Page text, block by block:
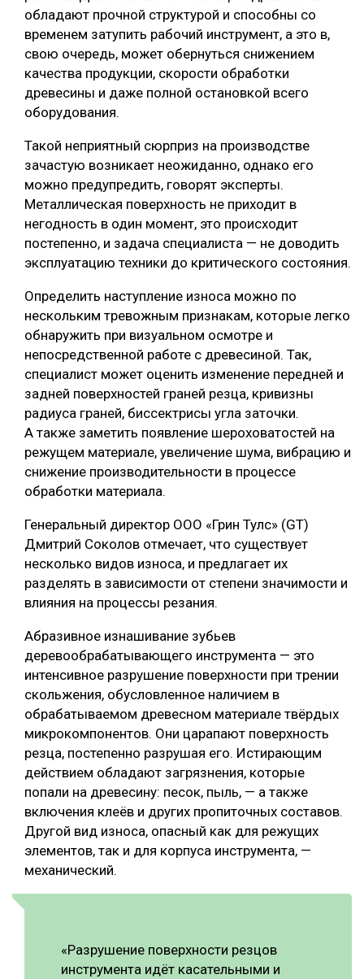
обладают прочной структурой и способны со
временем затупить рабочий инструмент, а это в,
свою очередь, может обернуться снижением
качества продукции, скорости обработки
древесины и даже полной остановкой всего
оборудования.
Такой неприятный сюрприз на производстве
зачастую возникает неожиданно, однако его
можно предупредить, говорят эксперты.
Металлическая поверхность не приходит в
негодность в один момент, это происходит
постепенно, и задача специалиста — не доводить
эксплуатацию техники до критического состояния.
Определить наступление износа можно по
нескольким тревожным признакам, которые легко
обнаружить при визуальном осмотре и
непосредственной работе с древесиной. Так,
специалист может оценить изменение передней и
задней поверхностей граней резца, кривизны
радиуса граней, биссектрисы угла заточки.
А также заметить появление шероховатостей на
режущем материале, увеличение шума, вибрацию и
снижение производительности в процессе
обработки материала.
Генеральный директор ООО «Грин Тулс» (GT)
Дмитрий Соколов отмечает, что существует
несколько видов износа, и предлагает их
разделять в зависимости от степени значимости и
влияния на процессы резания.
Абразивное изнашивание зубьев
деревообрабатывающего инструмента — это
интенсивное разрушение поверхности при трении
скольжения, обусловленное наличием в
обрабатываемом древесном материале твёрдых
микрокомпонентов. Они царапают поверхность
резца, постепенно разрушая его. Истирающим
действием обладают загрязнения, которые
попали на древесину: песок, пыль, — а также
включения клеёв и других пропиточных составов.
Другой вид износа, опасный как для режущих
элементов, так и для корпуса инструмента, —
механический.
«Разрушение поверхности резцов
инструмента идёт касательными и